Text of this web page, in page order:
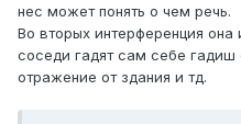
нес может понять о чем речь.
Во вторых интерференция
соседи гадят сам себе гадиш
отражение от здания и тд.